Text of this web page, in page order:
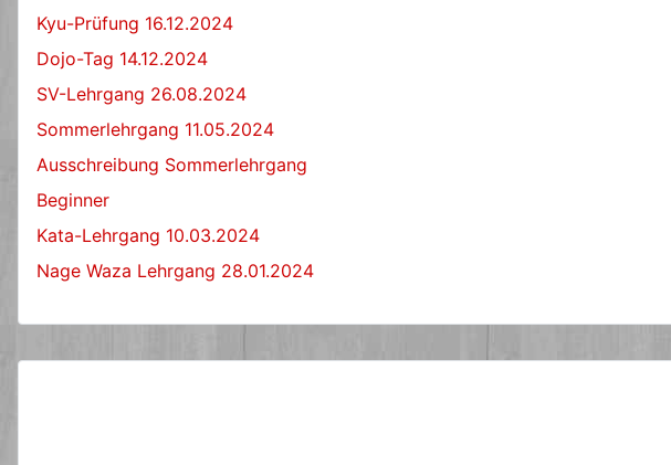
Kyu-Prüfung 16.12.2024
Dojo-Tag 14.12.2024
SV-Lehrgang 26.08.2024
Sommerlehrgang 11.05.2024
Ausschreibung Sommerlehrgang
Beginner
Kata-Lehrgang 10.03.2024
Nage Waza Lehrgang 28.01.2024